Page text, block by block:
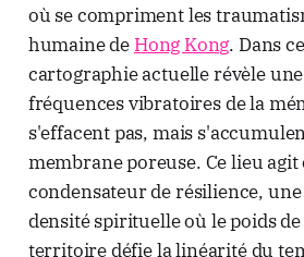
où se compriment les
humaine de Hong Kong. Dans
cartographie actuelle révèle
fréquences vibratoires de la
s'effacent pas, mais
membrane poreuse. Ce lieu
condensateur de résilience,
densité spirituelle où le poids de
territoire défie la linéarité du